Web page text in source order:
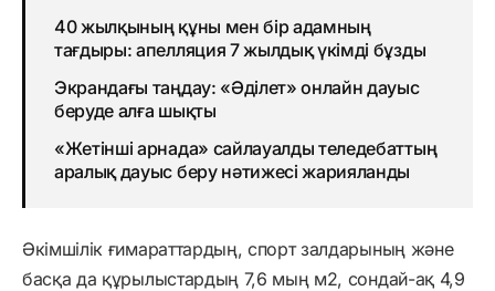
40 жылқының құны мен бір адамның
тағдыры: апелляция 7 жылдық үкімді бұзды
Экрандағы таңдау: «Әділет» онлайн дауыс
беруде алға шықты
«Жетінші арнада» сайлауалды теледебаттың
аралық дауыс беру нәтижесі жарияланды
Әкімшілік ғимараттардың, спорт залдарының және
басқа да құрылыстардың 7,6 мың м2, сондай-ақ 4,9